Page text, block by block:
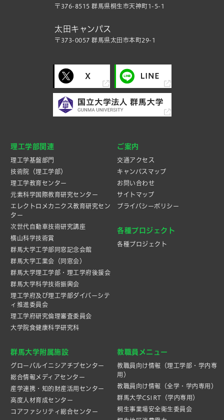
〒376-8515 群馬県桐生市天神町1-5-1
太田キャンパス
〒373-0057 群馬県太田市本町29-1
理工学部関連
理工学基盤部門
技術院（理工学部）
理工学教育センター
元素科学国際教育研究センター
エレクトロメカニクス教育研究セン
ター
次世代自動車技術研究講座
横山科学技術賞
群馬大学工学部同窓記念会館
群馬大学工業会（同窓会）
群馬大学理工学部・理工学府後援会
群馬大学科学技術振興会
理工学府及び理工学部ダイバーシテ
ィ推進委員会
理工学府研究倫理審査委員会
大学院食健康科学研究科
ご案内
交通アクセス
キャンパスマップ
お問い合わせ
サイトマップ
プライバシーポリシー
各種プロジェクト
各種プロジェクト
群馬大学附属施設
グローバルイニシアチブセンター
総合情報メディアセンター
産学連携・知的財産活⽤センター
高度人材育成センター
コアファシリティ総合センター
教職員メニュー
教職員向け情報（理工学部・学内専
用）
教職員向け情報（全学・学内専用）
群馬大学CSIRT（学内専用）
桐生事業場安全衛生委員会